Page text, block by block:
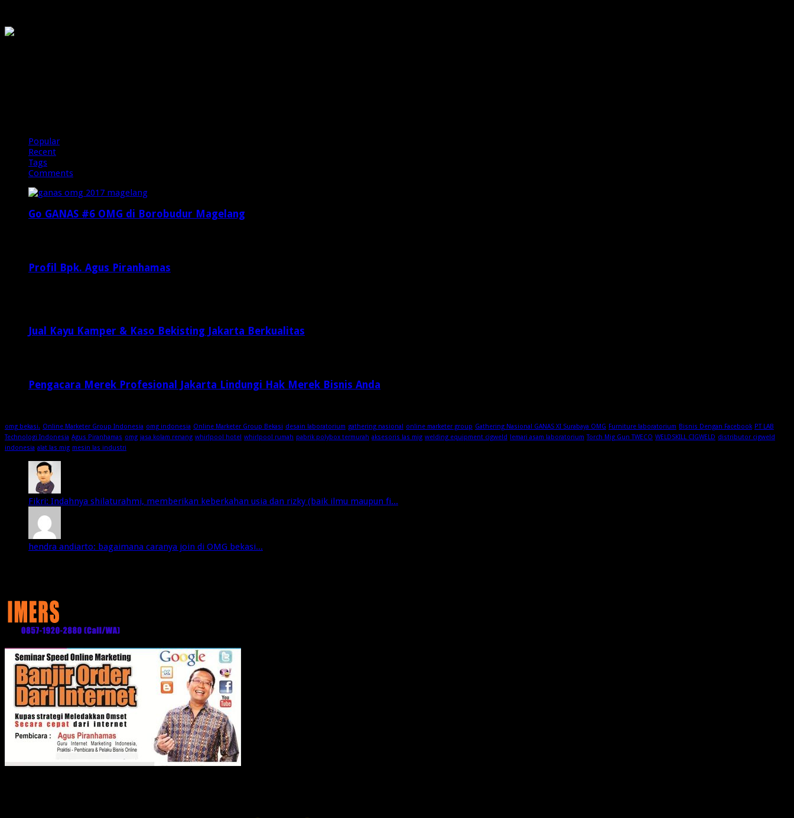
Popular
Recent
Tags
Comments
Go GANAS #6 OMG di Borobudur Magelang
Profil Bpk. Agus Piranhamas
Jual Kayu Kamper & Kaso Bekisting Jakarta Berkualitas
Pengacara Merek Profesional Jakarta Lindungi Hak Merek Bisnis Anda
omg bekasi. Online Marketer Group Indonesia omg indonesia Online Marketer Group Bekasi desain laboratorium gathering nasional online marketer group Gathering Nasional GANAS XI Surabaya OMG Furniture laboratorium Bisnis Dengan Facebook PT LAB
Technologi Indonesia Agus Piranhamas omg jasa kolam renang whirlpool hotel whirlpool rumah pabrik polybox termurah aksesoris las mig welding equipment cigweld lemari asam laboratorium Torch Mig Gun TWECO WELDSKILL CIGWELD distributor cigweld
indonesia alat las mig mesin las industri
Fikri: Indahnya shilaturahmi, memberikan keberkahan usia dan rizky (baik ilmu maupun fi...
hendra andiarto: bagaimana caranya join di OMG bekasi...